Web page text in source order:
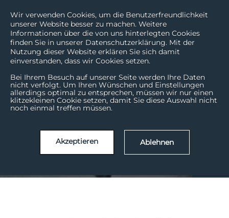
Wir verwenden Cookies, um die Benutzerfreundlichkeit
unserer Website besser zu machen. Weitere
Informationen über die von uns hinterlegten Cookies
finden Sie in unserer Datenschutzerklärung. Mit der
Nutzung dieser Website erklären Sie sich damit
einverstanden, dass wir Cookies setzen.
Bei Ihrem Besuch auf unserer Seite werden Ihre Daten
nicht verfolgt. Um Ihren Wünschen und Einstellungen
allerdings optimal zu entsprechen, müssen wir nur einen
klitzekleinen Cookie setzen, damit Sie diese Auswahl nicht
noch einmal treffen müssen.
Akzeptieren Ablehnen
Promat AG -
Brandschutz goes
digital